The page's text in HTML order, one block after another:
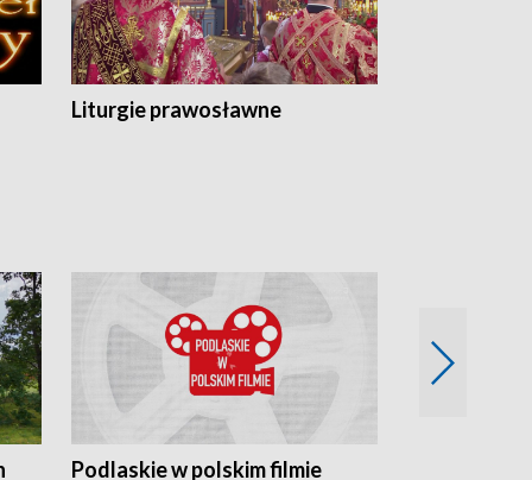
Liturgie prawosławne
Podlaskie w polskim filmie